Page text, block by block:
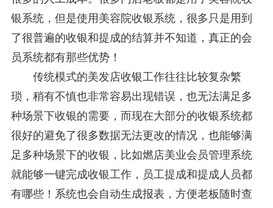
银系统，但是使用美容院收银系统，很多只是用到
了很普遍的收银和提成的结算并不知道，真正的会
员系统都有那些优势！
传统模式的美发店收银工作往往比较复杂繁
琐，稍有不慎也非常容易出现错误，也无法满足多
种场景下收银的需要，而现在大部分的收银系统都
很好的避免了很多数据无法更改的情况，也能够满
足多种场景下的收银，比如燃店美业会员管理系统
就能够一键完成收银工作，员工提成和提成人员都
有哪些！系统也会自动生成报表，方便老板随时查